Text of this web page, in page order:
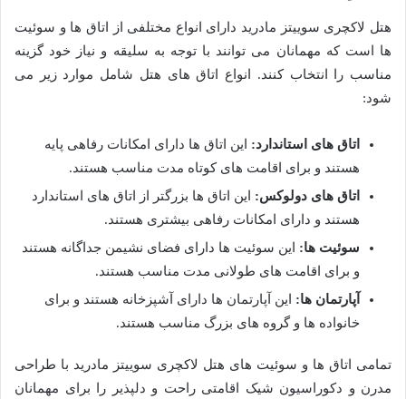
هتل لاکچری سوییتز مادرید دارای انواع مختلفی از اتاق ها و سوئیت
ها است که مهمانان می توانند با توجه به سلیقه و نیاز خود گزینه
مناسب را انتخاب کنند. انواع اتاق های هتل شامل موارد زیر می
شود:
اتاق های استاندارد: این اتاق ها دارای امکانات رفاهی پایه
هستند و برای اقامت های کوتاه مدت مناسب هستند.
اتاق های دولوکس: این اتاق ها بزرگتر از اتاق های استاندارد
هستند و دارای امکانات رفاهی بیشتری هستند.
سوئیت ها: این سوئیت ها دارای فضای نشیمن جداگانه هستند
و برای اقامت های طولانی مدت مناسب هستند.
آپارتمان ها: این آپارتمان ها دارای آشپزخانه هستند و برای
خانواده ها و گروه های بزرگ مناسب هستند.
تمامی اتاق ها و سوئیت های هتل لاکچری سوییتز مادرید با طراحی
مدرن و دکوراسیون شیک اقامتی راحت و دلپذیر را برای مهمانان